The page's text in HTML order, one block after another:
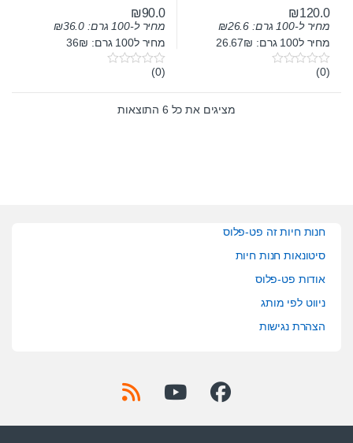
₪120.0
מחיר ל-100 גרם: ₪26.6
מחיר ל100 גרם: 26.67₪
0
u
(0)
₪90.0
מחיר ל-100 גרם: ₪36.0
מחיר ל100 גרם: 36₪
0
u
t
(0)
מציגים את כל ⁦6⁩ התוצאות
חנות חיות זה פט-פלוס
סיטונאות חנות חיות
אודות פט-פלוס
ניווט לפי מותג
הצהרת נגישות